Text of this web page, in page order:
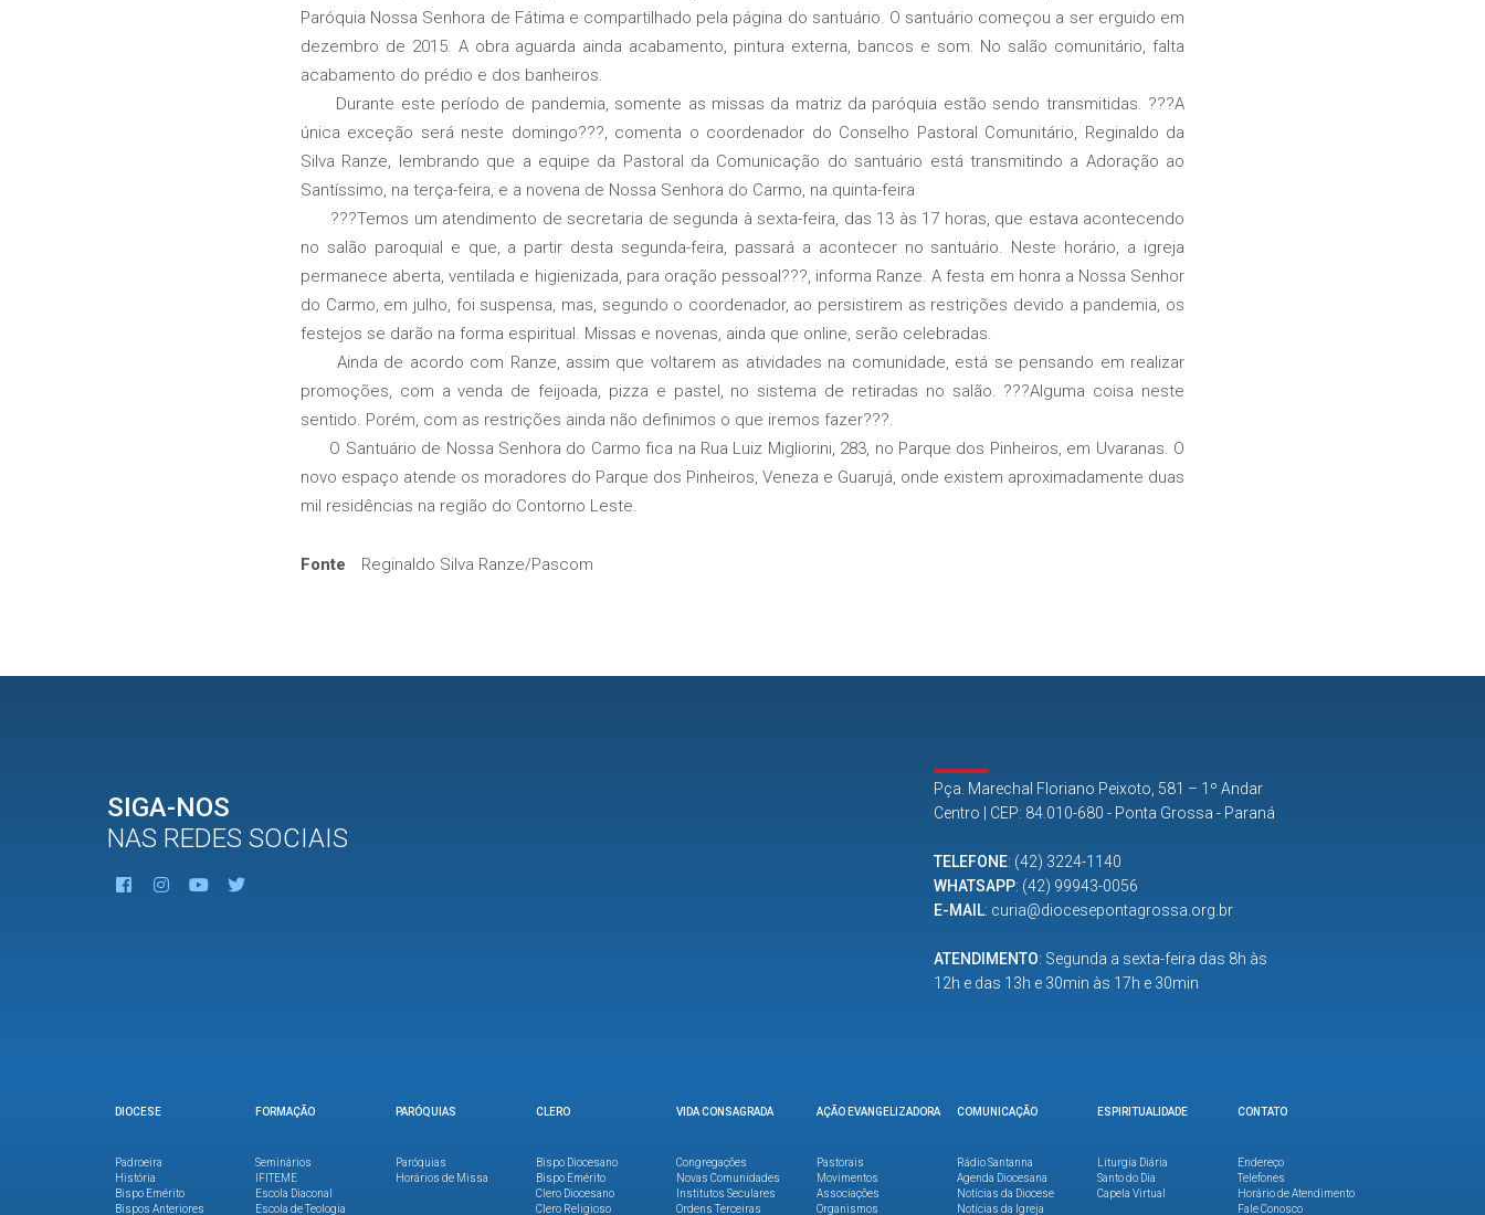
Paróquia Nossa Senhora de Fátima e compartilhado pela página do santuário. O santuário começou a ser erguido em
dezembro de 2015. A obra aguarda ainda acabamento, pintura externa, bancos e som. No salão comunitário, falta
acabamento do prédio e dos banheiros.
Durante este período de pandemia, somente as missas da matriz da paróquia estão sendo transmitidas. ???A
única exceção será neste domingo???, comenta o coordenador do Conselho Pastoral Comunitário, Reginaldo da
Silva Ranze, lembrando que a equipe da Pastoral da Comunicação do santuário está transmitindo a Adoração ao
Santíssimo, na terça-feira, e a novena de Nossa Senhora do Carmo, na quinta-feira
???Temos um atendimento de secretaria de segunda à sexta-feira, das 13 às 17 horas, que estava acontecendo
no salão paroquial e que, a partir desta segunda-feira, passará a acontecer no santuário. Neste horário, a igreja
permanece aberta, ventilada e higienizada, para oração pessoal???, informa Ranze. A festa em honra a Nossa Senhor
do Carmo, em julho, foi suspensa, mas, segundo o coordenador, ao persistirem as restrições devido a pandemia, os
festejos se darão na forma espiritual. Missas e novenas, ainda que online, serão celebradas.
Ainda de acordo com Ranze, assim que voltarem as atividades na comunidade, está se pensando em realizar
promoções, com a venda de feijoada, pizza e pastel, no sistema de retiradas no salão. ???Alguma coisa neste
sentido. Porém, com as restrições ainda não definimos o que iremos fazer???.
O Santuário de Nossa Senhora do Carmo fica na Rua Luiz Migliorini, 283, no Parque dos Pinheiros, em Uvaranas. O
novo espaço atende os moradores do Parque dos Pinheiros, Veneza e Guarujá, onde existem aproximadamente duas
mil residências na região do Contorno Leste.
Fonte Reginaldo Silva Ranze/Pascom
SIGA-NOS
NAS REDES SOCIAIS
Pça. Marechal Floriano Peixoto, 581 – 1º Andar
Centro | CEP: 84.010-680 - Ponta Grossa - Paraná
TELEFONE: (42) 3224-1140
WHATSAPP: (42) 99943-0056
E-MAIL: curia@diocesepontagrossa.org.br
ATENDIMENTO: Segunda a sexta-feira das 8h às
12h e das 13h e 30min às 17h e 30min
DIOCESE
Padroeira
História
Bispo Emérito
Bispos Anteriores
FORMAÇÃO
Seminários
IFITEME
Escola Diaconal
Escola de Teologia
PARÓQUIAS
Paróquias
Horários de Missa
CLERO
Bispo Diocesano
Bispo Emérito
Clero Diocesano
Clero Religioso
VIDA CONSAGRADA
Congregações
Novas Comunidades
Institutos Seculares
Ordens Terceiras
AÇÃO EVANGELIZADORA
Pastorais
Movimentos
Associações
Organismos
COMUNICAÇÃO
Rádio Santanna
Agenda Diocesana
Notícias da Diocese
Notícias da Igreja
ESPIRITUALIDADE
Liturgia Diária
Santo do Dia
Capela Virtual
CONTATO
Endereço
Telefones
Horário de Atendimento
Fale Conosco